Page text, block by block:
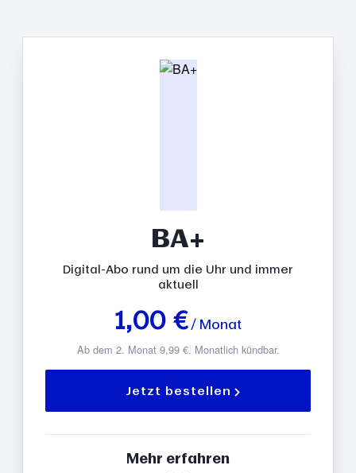
BA+
Digital-Abo rund um die Uhr und immer
aktuell
1,00 €/ Monat
Ab dem 2. Monat 9,99 €. Monatlich kündbar.
Jetzt bestellen
Mehr erfahren